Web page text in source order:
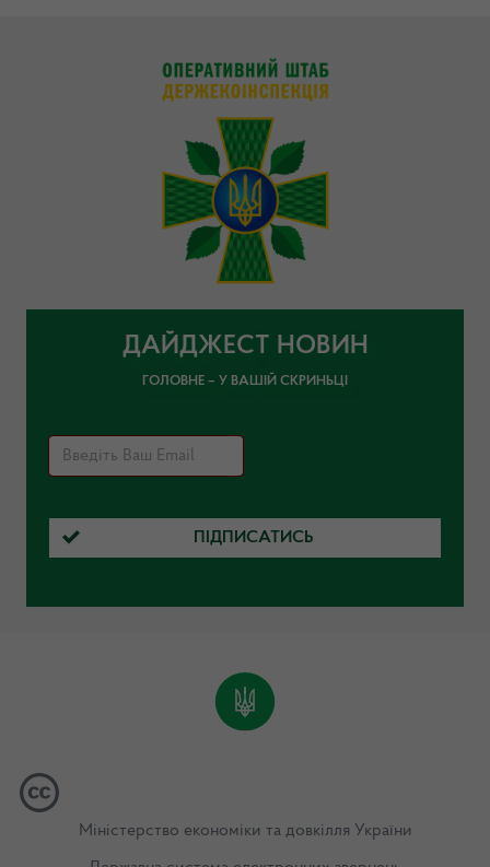
ДАЙДЖЕСТ НОВИН
ГОЛОВНЕ – У ВАШІЙ СКРИНЬЦІ
ПІДПИСАТИСЬ
Міністерство економіки та довкілля України